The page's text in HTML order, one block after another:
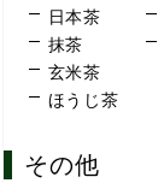
日本茶
抹茶
玄米茶
ほうじ茶
その他